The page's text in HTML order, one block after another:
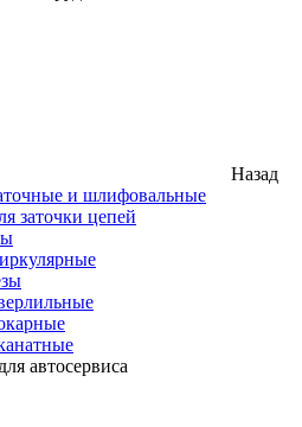
Назад
и шлифовальные
заточки цепей
автосервиса